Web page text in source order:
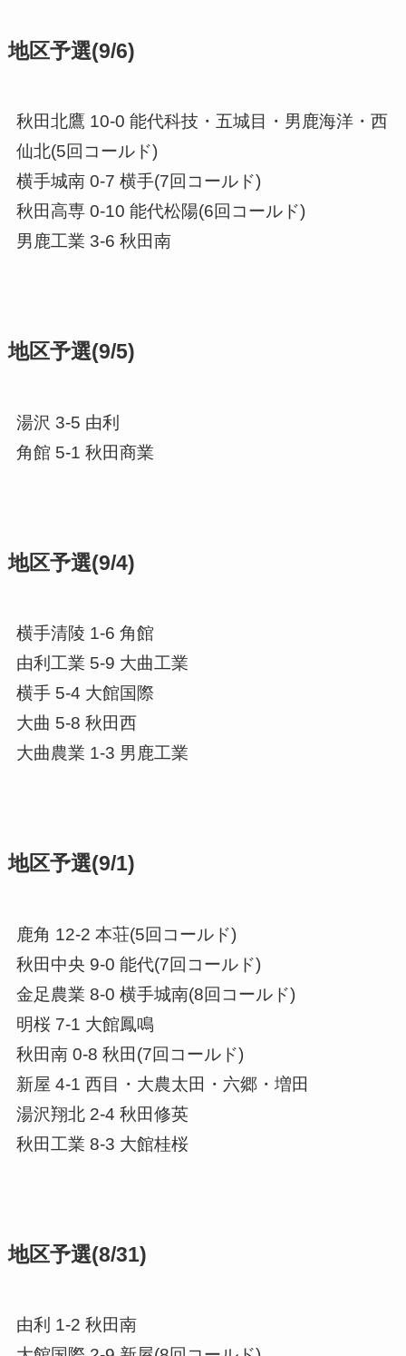
地区予選(9/6)
秋田北鷹 10-0 能代科技・五城目・男鹿海洋・西
仙北(5回コールド)
横手城南 0-7 横手(7回コールド)
秋田高専 0-10 能代松陽(6回コールド)
男鹿工業 3-6 秋田南
地区予選(9/5)
湯沢 3-5 由利
角館 5-1 秋田商業
地区予選(9/4)
横手清陵 1-6 角館
由利工業 5-9 大曲工業
横手 5-4 大館国際
大曲 5-8 秋田西
大曲農業 1-3 男鹿工業
地区予選(9/1)
鹿角 12-2 本荘(5回コールド)
秋田中央 9-0 能代(7回コールド)
金足農業 8-0 横手城南(8回コールド)
明桜 7-1 大館鳳鳴
秋田南 0-8 秋田(7回コールド)
新屋 4-1 西目・大農太田・六郷・増田
湯沢翔北 2-4 秋田修英
秋田工業 8-3 大館桂桜
地区予選(8/31)
由利 1-2 秋田南